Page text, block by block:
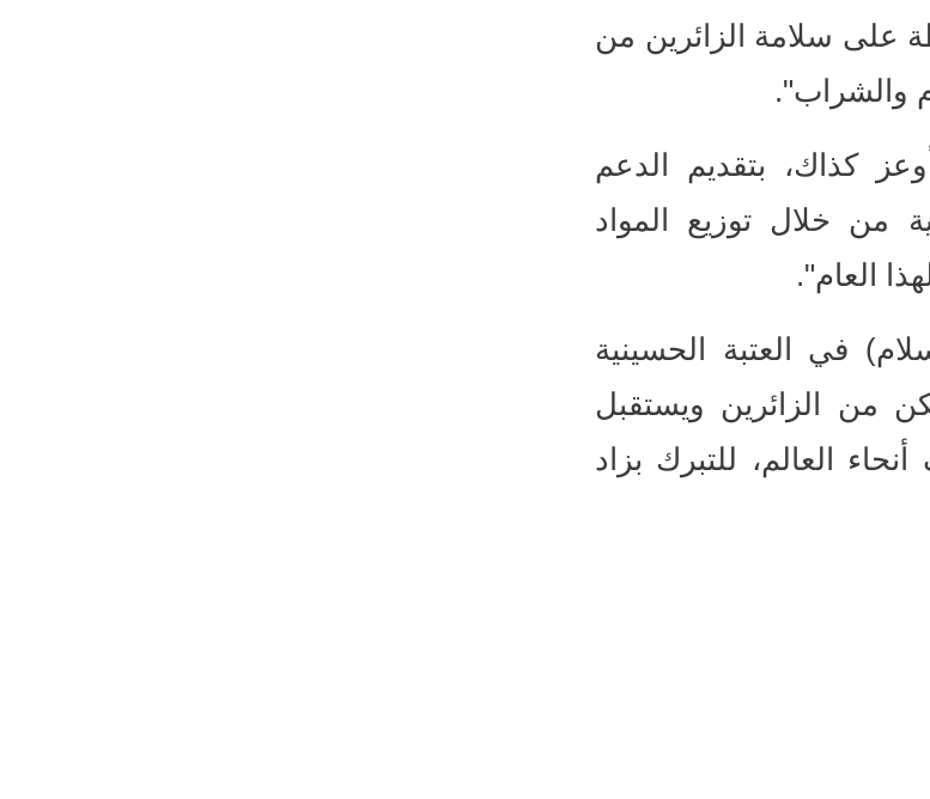
على سلامة الزائرين من
والشراب".
كذاك، بتقديم الدعم
من خلال توزيع المواد
العام".
في العتبة الحسينية
من الزائرين ويستقبل
العالم، للتبرك بزاد